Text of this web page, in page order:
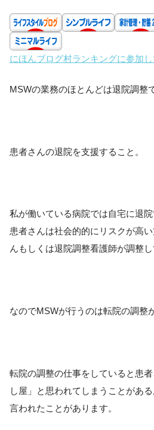
にほんブログ村ランキングに参加し
MSWの業務のほとんどは退院調整
患者さんの退院を支援すること。
私が働いている病院では自宅に退
患者さんは社会的的にリスクが高
んもしくは退院調整看護師が調整し
なのでMSWが行うのは転院の調整
転院の調整の仕事をしていると患
し屋」と思われてしまうことがあ
言われたことがあります。